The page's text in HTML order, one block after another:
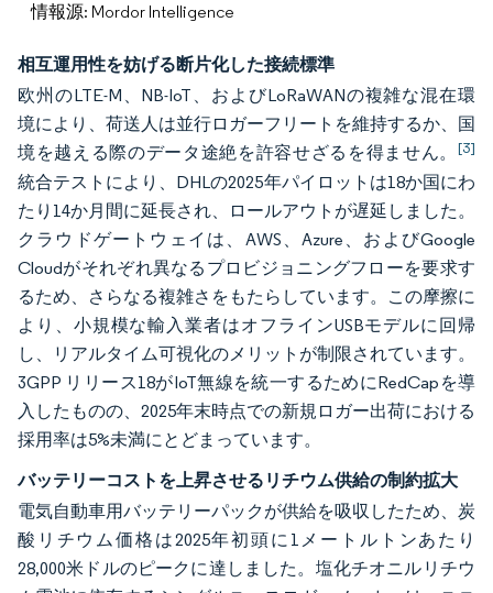
情報源: Mordor Intelligence
相互運用性を妨げる断片化した接続標準
欧州のLTE-M、NB-IoT、およびLoRaWANの複雑な混在環
境により、荷送人は並行ロガーフリートを維持するか、国
境を越える際のデータ途絶を許容せざるを得ません。 [3]
統合テストにより、DHLの2025年パイロットは18か国にわ
たり14か月間に延長され、ロールアウトが遅延しました。
クラウドゲートウェイは、AWS、Azure、およびGoogle
Cloudがそれぞれ異なるプロビジョニングフローを要求す
るため、さらなる複雑さをもたらしています。この摩擦に
より、小規模な輸入業者はオフラインUSBモデルに回帰
し、リアルタイム可視化のメリットが制限されています。
3GPP リリース18がIoT無線を統一するためにRedCapを導
入したものの、2025年末時点での新規ロガー出荷における
採用率は5%未満にとどまっています。
バッテリーコストを上昇させるリチウム供給の制約拡大
電気自動車用バッテリーパックが供給を吸収したため、炭
酸リチウム価格は2025年初頭に1メートルトンあたり
28,000米ドルのピークに達しました。塩化チオニルリチウ